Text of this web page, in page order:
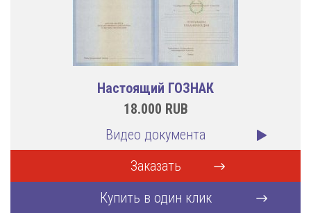
Настоящий ГОЗНАК
18.000 RUB
Видео документа
Заказать
Купить в один клик